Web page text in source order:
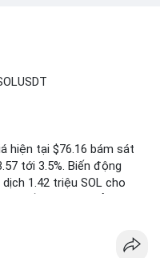
hiện tại $76.16 bám sát
tới 3.5%. Biến động
1.42 triệu SOL cho